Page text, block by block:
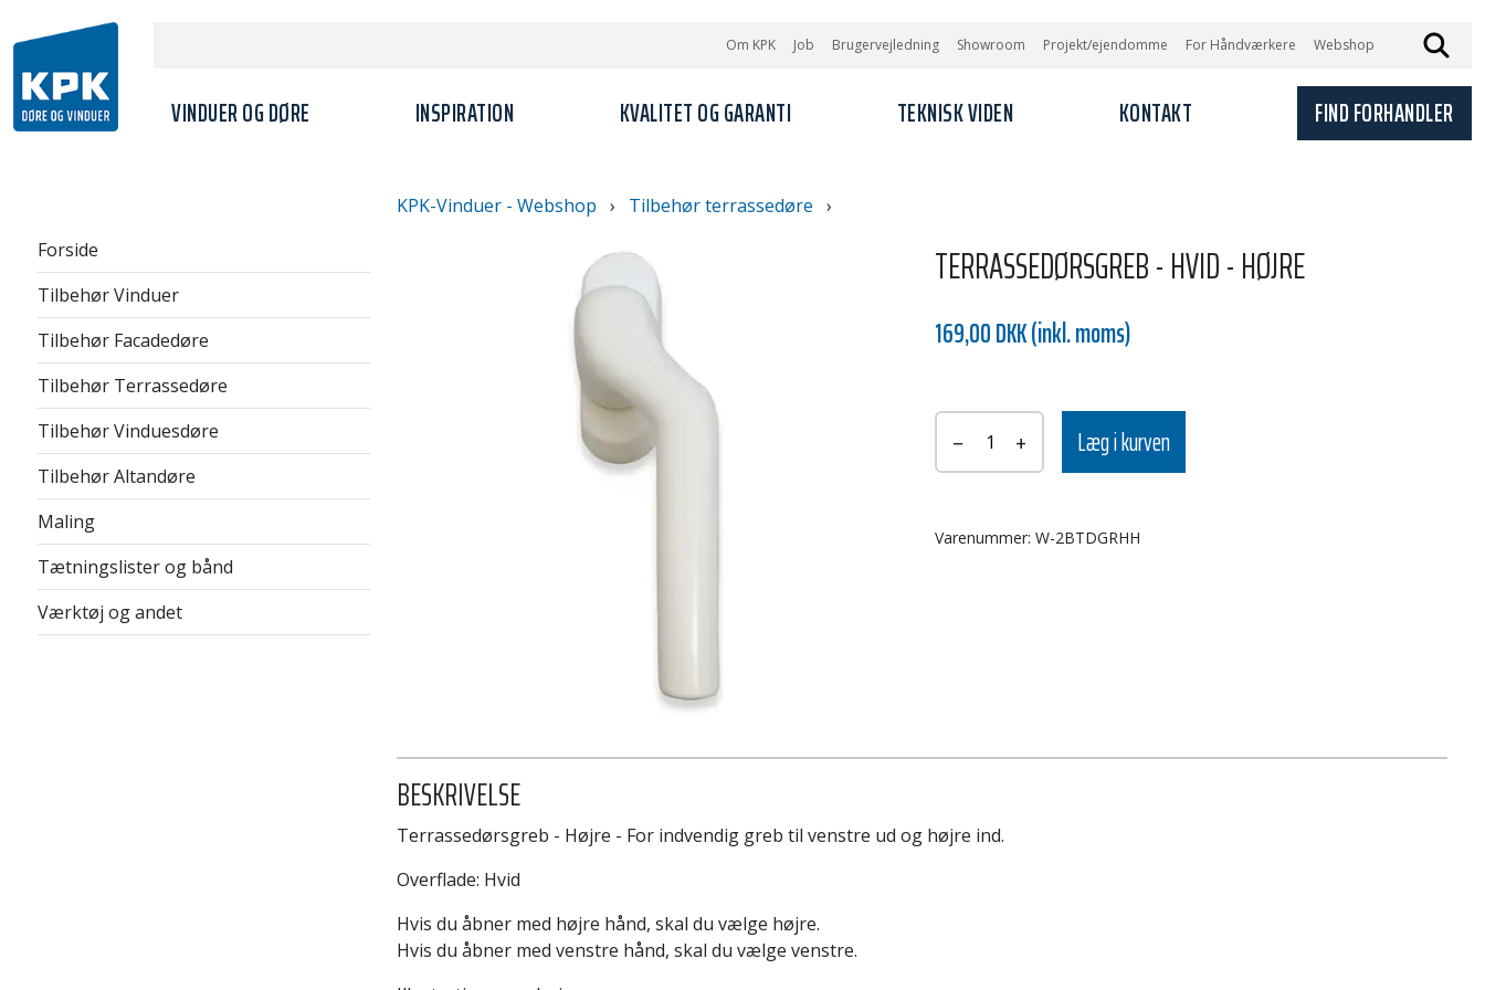
VINDUER OG DØRE INSPIRATION KVALITET OG GARANTI TEKNISK VIDEN KONTAKT FIND FORHANDLER
Om KPK Job Brugervejledning Showroom Projekt/ejendomme For Håndværkere Webshop
Forside
Tilbehør Vinduer
Tilbehør Facadedøre
Tilbehør Terrassedøre
Tilbehør Vinduesdøre
Tilbehør Altandøre
Maling
Tætningslister og bånd
Værktøj og andet
KPK-Vinduer - Webshop › Tilbehør terrassedøre ›
TERRASSEDØRSGREB - HVID - HØJRE
169,00 DKK (inkl. moms)
− + Læg i kurven
Varenummer:W-2BTDGRHH
BESKRIVELSE
Terrassedørsgreb - Højre - For indvendig greb til venstre ud og højre ind.
Overflade: Hvid
Hvis du åbner med højre hånd, skal du vælge højre.
Hvis du åbner med venstre hånd, skal du vælge venstre.